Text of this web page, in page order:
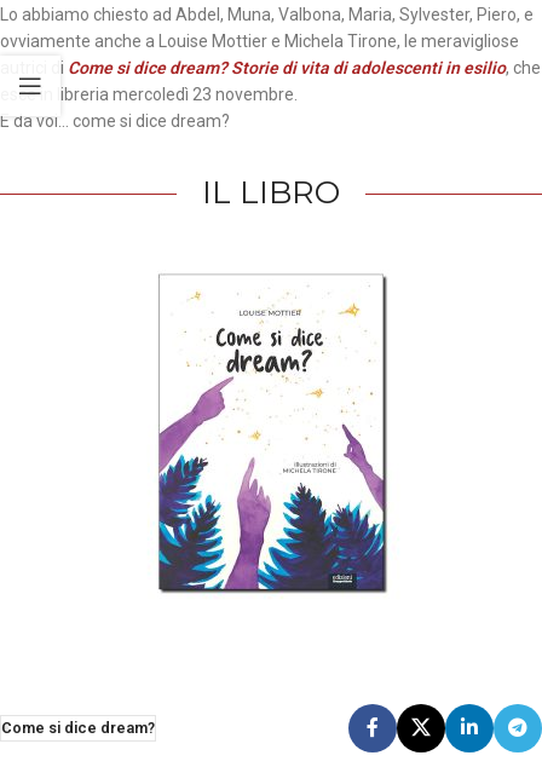
Lo abbiamo chiesto ad Abdel, Muna, Valbona, Maria, Sylvester, Piero, e
ovviamente anche a Louise Mottier e Michela Tirone, le meravigliose
autrici di Come si dice dream? Storie di vita di adolescenti in esilio, che
esce in libreria mercoledì 23 novembre.
E da voi… come si dice dream?
IL LIBRO
Come si dice dream?